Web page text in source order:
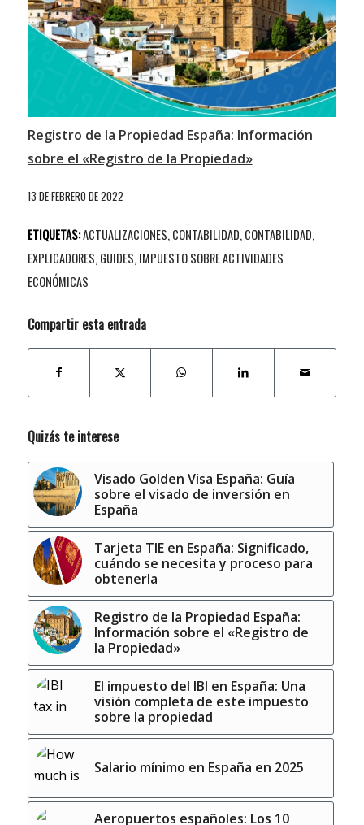
Registro de la Propiedad España: Información
sobre el «Registro de la Propiedad»
13 DE FEBRERO DE 2022
ETIQUETAS:ACTUALIZACIONES,CONTABILIDAD,CONTABILIDAD,
EXPLICADORES,GUIDES,IMPUESTO SOBRE ACTIVIDADES
ECONÓMICAS
Compartir esta entrada
Quizás te interese
Visado Golden Visa España: Guía
sobre el visado de inversión en
España
Tarjeta TIE en España: Significado,
cuándo se necesita y proceso para
obtenerla
Registro de la Propiedad España:
Información sobre el «Registro de
la Propiedad»
El impuesto del IBI en España: Una
visión completa de este impuesto
sobre la propiedad
Salario mínimo en España en 2025
Aeropuertos españoles: Los 10